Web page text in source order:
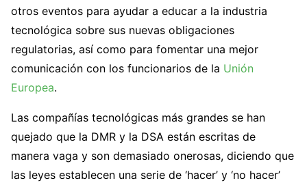
otros eventos para ayudar a educar a la industria
tecnológica sobre sus nuevas obligaciones
regulatorias, así como para fomentar una mejor
comunicación con los funcionarios de la Unión
Europea.
Las compañías tecnológicas más grandes se han
quejado que la DMR y la DSA están escritas de
manera vaga y son demasiado onerosas, diciendo que
las leyes establecen una serie de ‘hacer’ y ‘no hacer’